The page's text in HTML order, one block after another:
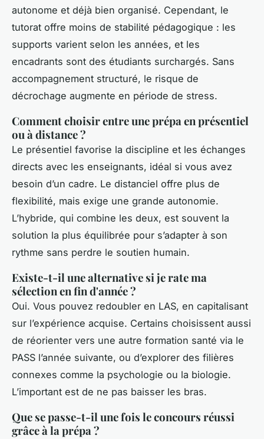
autonome et déjà bien organisé. Cependant, le
tutorat offre moins de stabilité pédagogique : les
supports varient selon les années, et les
encadrants sont des étudiants surchargés. Sans
accompagnement structuré, le risque de
décrochage augmente en période de stress.
Comment choisir entre une prépa en présentiel
ou à distance ?
Le présentiel favorise la discipline et les échanges
directs avec les enseignants, idéal si vous avez
besoin d’un cadre. Le distanciel offre plus de
flexibilité, mais exige une grande autonomie.
L’hybride, qui combine les deux, est souvent la
solution la plus équilibrée pour s’adapter à son
rythme sans perdre le soutien humain.
Existe-t-il une alternative si je rate ma
sélection en fin d'année ?
Oui. Vous pouvez redoubler en LAS, en capitalisant
sur l’expérience acquise. Certains choisissent aussi
de réorienter vers une autre formation santé via le
PASS l’année suivante, ou d’explorer des filières
connexes comme la psychologie ou la biologie.
L’important est de ne pas baisser les bras.
Que se passe-t-il une fois le concours réussi
grâce à la prépa ?